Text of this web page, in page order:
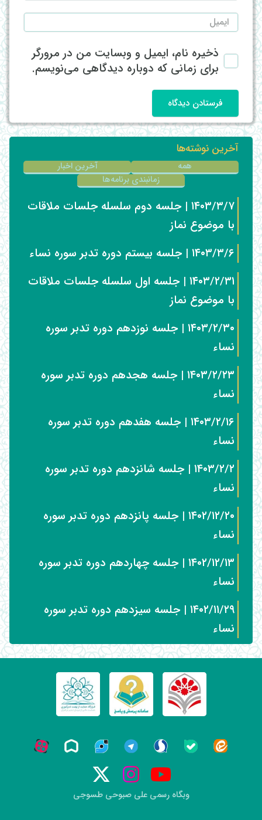
ذخیره نام، ایمیل و وبسایت من در مرورگر
برای زمانی که دوباره دیدگاهی می‌نویسم.
فرستادن دیدگاه
آخرین نوشته‌ها
همه
آخرین اخبار
زمانبندی برنامه‌ها
۱۴۰۳/۳/۷ | جلسه دوم سلسله جلسات ملاقات
با موضوع نماز
۱۴۰۳/۳/۶ | جلسه بیستم دوره تدبر سوره نساء
۱۴۰۳/۲/۳۱ | جلسه اول سلسله جلسات ملاقات
با موضوع نماز
۱۴۰۳/۲/۳۰ | جلسه نوزدهم دوره تدبر سوره
نساء
۱۴۰۳/۲/۲۳ | جلسه هجدهم دوره تدبر سوره
نساء
۱۴۰۳/۲/۱۶ | جلسه هفدهم دوره تدبر سوره
نساء
۱۴۰۳/۲/۲ | جلسه شانزدهم دوره تدبر سوره
نساء
۱۴۰۲/۱۲/۲۰ | جلسه پانزدهم دوره تدبر سوره
نساء
۱۴۰۲/۱۲/۱۳ | جلسه چهاردهم دوره تدبر سوره
نساء
۱۴۰۲/۱۱/۲۹ | جلسه سیزدهم دوره تدبر سوره
نساء
وبگاه رسمی علی صبوحی طسوجی